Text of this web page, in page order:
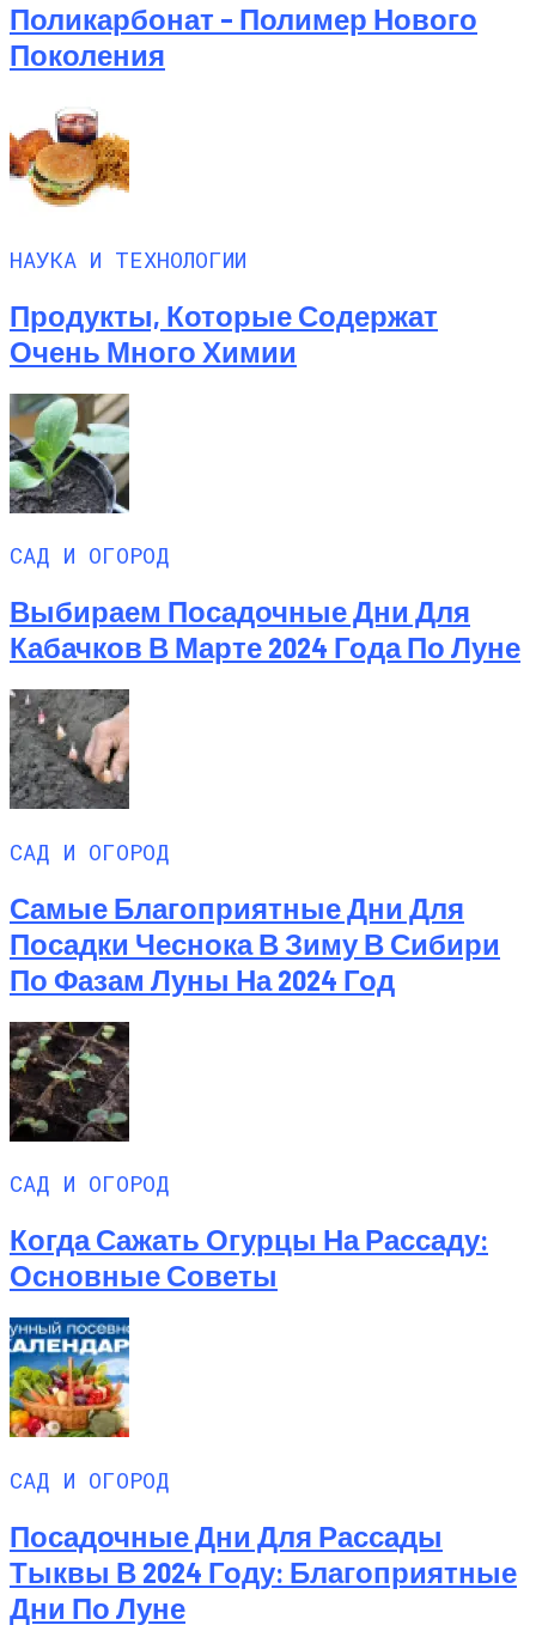
Поликарбонат – Полимер Нового
Поколения
НАУКА И ТЕХНОЛОГИИ
Продукты, Которые Содержат
Очень Много Химии
САД И ОГОРОД
Выбираем Посадочные Дни Для
Кабачков В Марте 2024 Года По Луне
САД И ОГОРОД
Самые Благоприятные Дни Для
Посадки Чеснока В Зиму В Сибири
По Фазам Луны На 2024 Год
САД И ОГОРОД
Когда Сажать Огурцы На Рассаду:
Основные Советы
САД И ОГОРОД
Посадочные Дни Для Рассады
Тыквы В 2024 Году: Благоприятные
Дни По Луне